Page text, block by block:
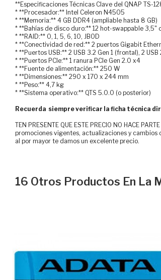
**Especificaciones Técnicas Clave del QNAP TS-
* **Procesador:** Intel Celeron N4505
* **Memoria:** 4 GB DDR4 (ampliable hasta 8 GB)
* **Bahías de disco duro:** 12 hot-swappable 3,5" o
* **RAID:** 0, 1, 5, 6, 10, JBOD
* **Conectividad de red:** 2 puertos Gigabit
* **Puertos USB:** 2 USB 3.2 Gen 1 (frontal), 2
* **Puertos PCIe:** 1 ranura PCIe Gen 2.0 x4
* **Fuente de alimentación:** 250 W
* **Dimensiones:** 290 x 170 x 244 mm
* **Peso:** 4,7 kg
* **Sistema operativo:** QTS 5.0.0 (o posterior)
Recuerda siempre verificar la ficha técnica
TEN PRESENTE QUE ESTE PRECIO NO HACE
promociones vigentes, actualizaciones y
al por mayor te damos un excelente precio.
16 Otros Productos En La